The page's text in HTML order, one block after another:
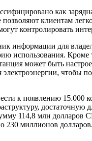
как
клиентам
контролировать
информации для
использования.
может быть
чтобы
к появлению 15.000
достаточную
114,8 млн
230 миллионов долларов.